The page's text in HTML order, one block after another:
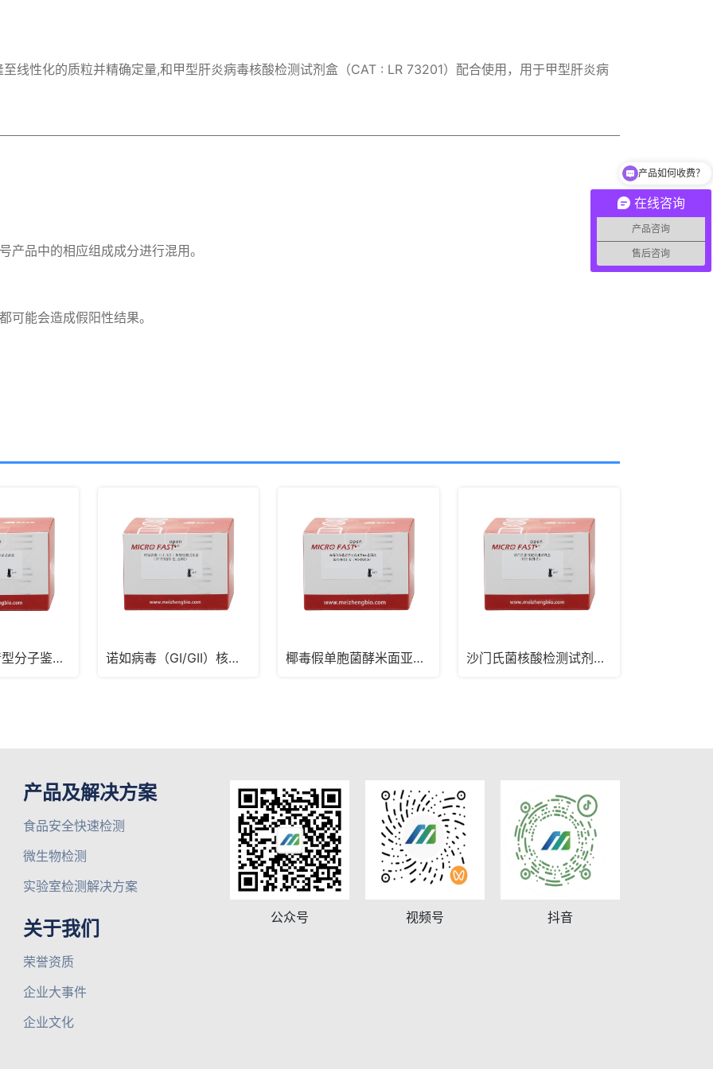
线性化的质粒并精确定量,和甲型肝炎病毒核酸检测试剂盒（CAT : LR 73201）配合使用，用于甲型肝炎病
品中的相应组成成分进行混用。
可能会造成假阳性结果。
沙门氏菌血清型分子鉴定试剂盒（PCR-探针法） 诺如病毒（GI/GII）核酸检测试剂盒（RT-PCR探针法，含MS2） 椰毒假单胞菌酵米面亚种bon基因核酸检测试剂盒（PCR-探针法） 沙门氏菌核酸检测试剂盒（PCR-探针法）
产品及解决方案
食品安全快速检测
微生物检测
实验室检测解决方案
关于我们
荣誉资质
企业大事件
企业文化
公众号 视频号 抖音
在线咨询
产品咨询
售后咨询
产品如何收费？